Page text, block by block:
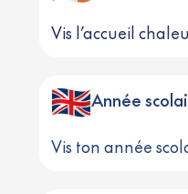
Vis l’accueil
Année
Vis ton année